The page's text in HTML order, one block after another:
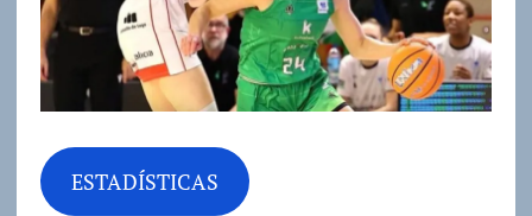
ESTADÍSTICAS